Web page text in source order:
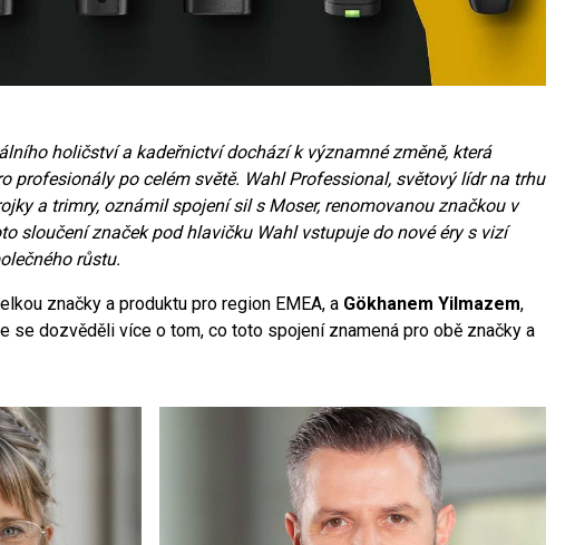
holičství a kadeřnictví dochází k významné změně, která
profesionály po celém světě. Wahl Professional, světový lídr na trhu
a trimry, oznámil spojení sil s Moser, renomovanou značkou v
sloučení značek pod hlavičku Wahl vstupuje do nové éry s vizí
růstu.
značky a produktu pro region EMEA, a Gökhanem Yilmazem,
se dozvěděli více o tom, co toto spojení znamená pro obě značky a